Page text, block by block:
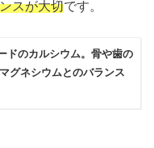
スが大切です。
ドのカルシウム。骨や歯の
グネシウムとのバランス